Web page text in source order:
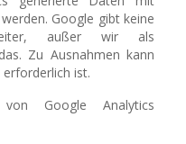
Google gibt keine
außer wir als
Zu Ausnahmen kann
ist.
Google Analytics